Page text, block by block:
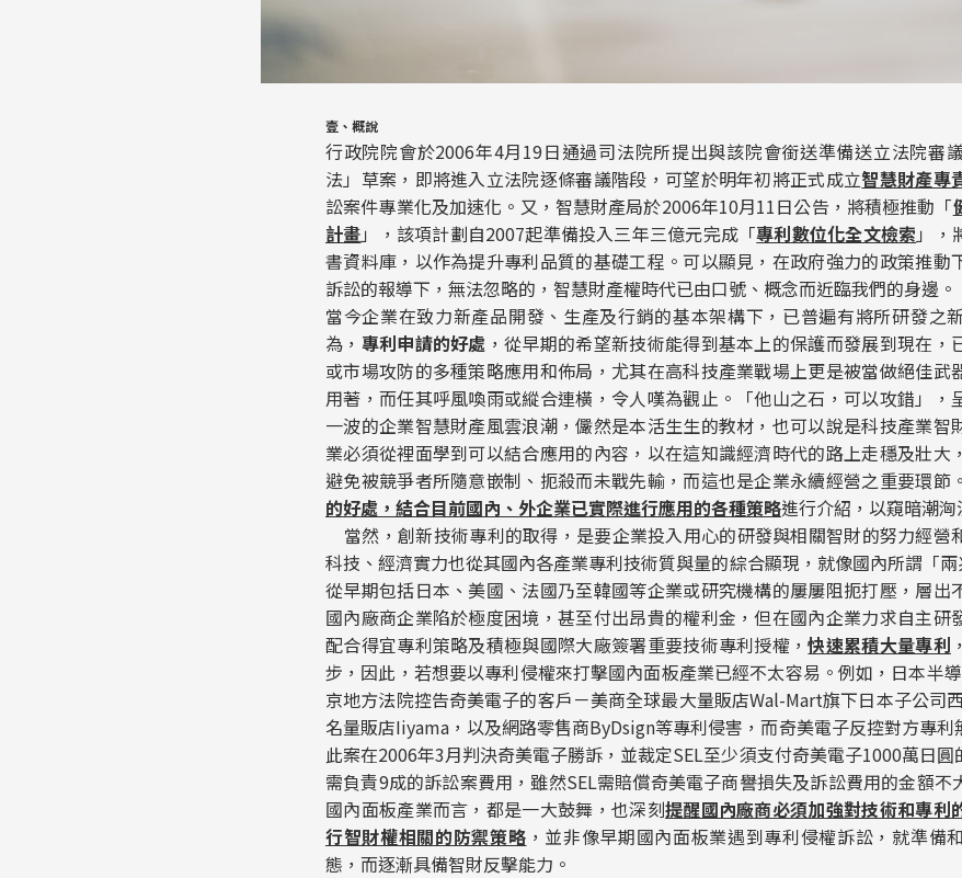
壹、概說
行政院院會於2006年4月19日通過司法院所提出與該院會銜送準備送立法院審
法」草案，即將進入立法院逐條審議階段，可望於明年初將正式成立智慧財產專
訟案件專業化及加速化。又，智慧財產局於2006年10月11日公告，將積極推動「
計畫」，該項計劃自2007起準備投入三年三億元完成「專利數位化全文檢索 」，
書資料庫，以作為提升專利品質的基礎工程。可以顯見，在政府強力的政策推動
訴訟的報導下，無法忽略的，智慧財產權時代已由口號、概念而近臨我們的身邊。
當今企業在致力新產品開發、生產及行銷的基本架構下，已普遍有將所研發之
為， 專利申請的好處 ，從早期的希望新技術能得到基本上的保護而發展到現在，
或市場攻防的多種策略應用和佈局，尤其在高科技產業戰場上更是被當做絕佳武
用著，而任其呼風喚雨或縱合連橫，令人嘆為觀止。「他山之石，可以攻錯」，
一波的企業智慧財產風雲浪潮，儼然是本活生生的教材，也可以說是科技產業智
業必須從裡面學到可以結合應用的內容，以在這知識經濟時代的路上走穩及壯大
避免被競爭者所隨意嵌制、扼殺而未戰先輸，而這也是企業永續經營之重要環節
的好處，結合目前國內、外企業已實際進行應用的各種策略進行介紹，以窺暗潮
當然，創新技術專利的取得，是要企業投入用心的研發與相關智財的努力經營
科技、經濟實力也從其國內各產業專利技術質與量的綜合顯現，就像國內所謂「兩
從早期包括日本、美國、法國乃至韓國等企業或研究機構的屢屢阻扼打壓，層出
國內廠商企業陷於極度困境，甚至付出昂貴的權利金，但在國內企業力求自主研
配合得宜專利策略及積極與國際大廠簽署重要技術專利授權，快速累積大量專利
步，因此，若想要以專利侵權來打擊國內面板產業已經不太容易。例如，日本半
京地方法院控告奇美電子的客戶－美商全球最大量販店Wal-Mart旗下日本子公司
名量販店Iiyama，以及網路零售商ByDsign等專利侵害，而奇美電子反控對方專利
此案在2006年3月判決奇美電子勝訴，並裁定SEL至少須支付奇美電子1000萬日
需負責9成的訴訟案費用，雖然SEL需賠償奇美電子商譽損失及訴訟費用的金額不
國內面板產業而言，都是一大鼓舞，也深刻提醒國內廠商必須加強對技術和專利
行智財權相關的防禦策略 ，並非像早期國內面板業遇到專利侵權訴訟，就準備
態，而逐漸具備智財反擊能力。